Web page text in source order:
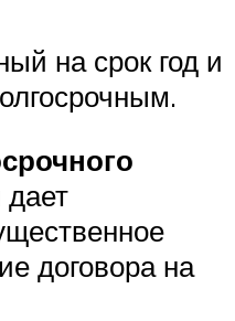
на срок год и
дает
договора на